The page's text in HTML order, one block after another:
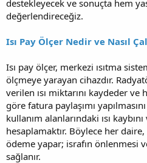
destekleyecek ve sonuçta hem
değerlendireceğiz.
Isı Pay Ölçer Nedir ve Nasıl
Isı pay ölçer, merkezi ısıtma
ölçmeye yarayan cihazdır.
verilen ısı miktarını kaydeder ve
göre fatura paylaşımı
kullanım alanlarındaki ısı
hesaplamaktır. Böylece her
ödeme yapar; israfın önlenmesi
sağlanır.